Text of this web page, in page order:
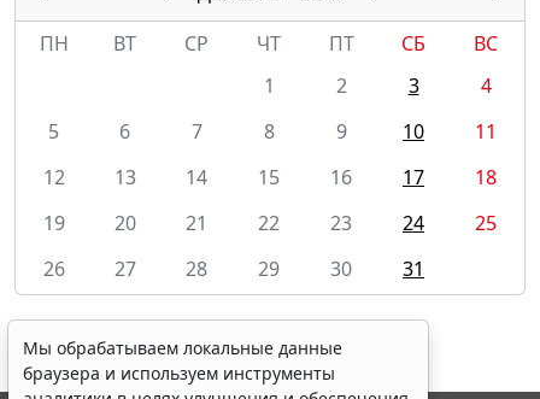
ПН
ВТ СР ЧТ ПТ СБ
ВС
1
2 3
4
5
6 7 8 9 10
11
12
13 14 15 16 17
18
19
20 21 22 23 24
25
26
27 28 29 30 31
Мы обрабатываем локальные данные
браузера и используем инструменты